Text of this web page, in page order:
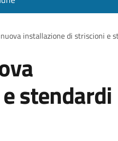
installazione di striscioni e
stendardi